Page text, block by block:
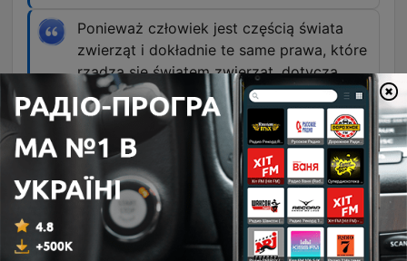
Ponieważ człowiek jest częścią świata
zwierząt i dokładnie te same prawa, które
rządzą się światem zwierząt, dotyczą
również człowieka.
00:21:37 · Odpowiedź na pytanie o możliwość
dalszej ewolucji gatunku ludzkiego.
Rzeczywiście, gdybyśmy chcieli dodać
skorupę żółwia do myszy, to by było
dosyć skomplikowane, bo to jest cała
rearanżacja całej architektury ciała.